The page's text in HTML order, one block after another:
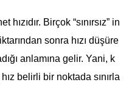
Birçok “sınırsız” in
sonra hızı düşüre
anlamına gelir. Yani, k
belirli bir noktada sınırla